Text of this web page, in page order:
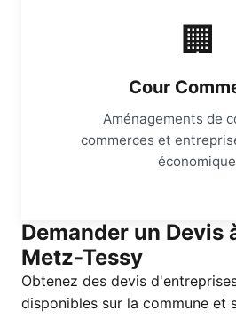
🏢
Cour
Aménagements de
commerces et
Demander un Devis
Metz-Tessy
Obtenez des devis
disponibles sur la commune et